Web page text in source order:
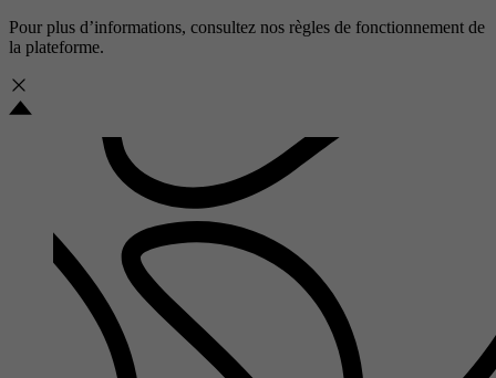
Pour plus d’informations, consultez nos règles de fonctionnement de
la plateforme.